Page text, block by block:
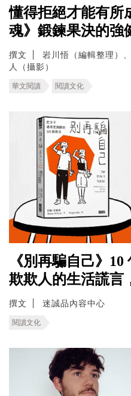
懂得拒絕才能有所
魂》鍛鍊果決的強
撰文
岩川悟（編輯整理）
人（攝影）
華文閱讀 閱讀文化
《別再騙自己》
欺欺人的生活謊言
撰文 迷誠品內容中心
閱讀文化